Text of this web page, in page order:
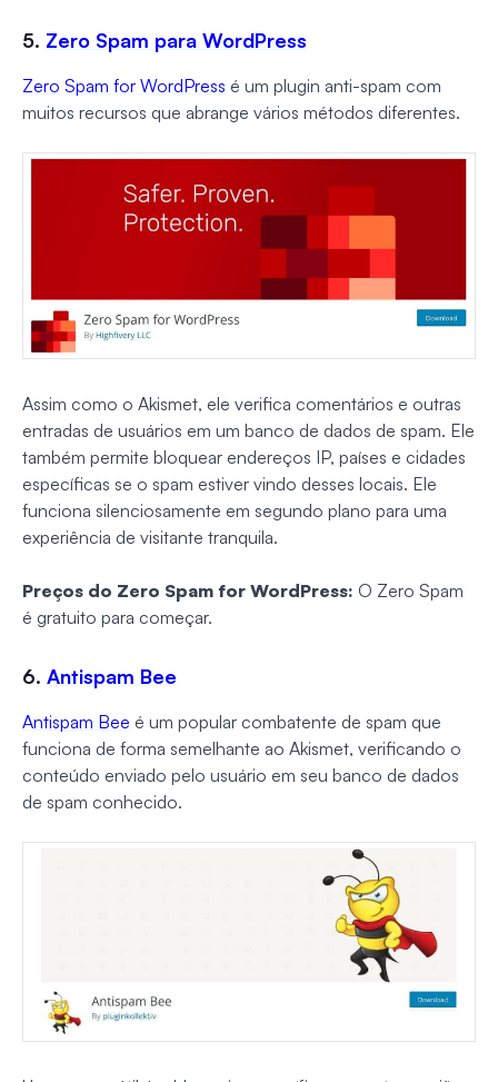
5. Zero Spam para WordPress
Zero Spam for WordPress é um plugin anti-spam com
muitos recursos que abrange vários métodos diferentes.
Assim como o Akismet, ele verifica comentários e outras
entradas de usuários em um banco de dados de spam. Ele
também permite bloquear endereços IP, países e cidades
específicas se o spam estiver vindo desses locais. Ele
funciona silenciosamente em segundo plano para uma
experiência de visitante tranquila.
Preços do Zero Spam for WordPress: O Zero Spam
é gratuito para começar.
6. Antispam Bee
Antispam Bee é um popular combatente de spam que
funciona de forma semelhante ao Akismet, verificando o
conteúdo enviado pelo usuário em seu banco de dados
de spam conhecido.